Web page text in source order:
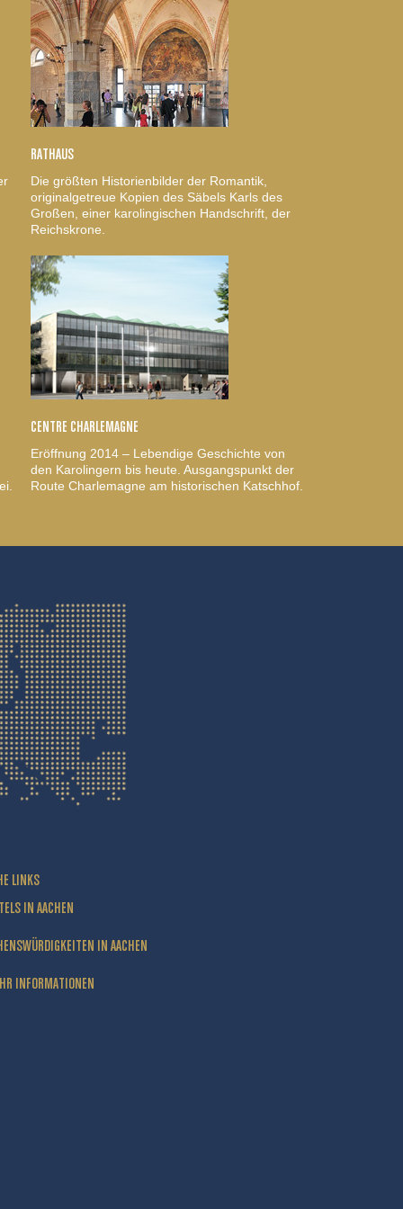
RATHAUS
Die größten Historienbilder der Romantik,
originalgetreue Kopien des Säbels Karls des
Großen, einer karolingischen Handschrift, der
Reichskrone.
CENTRE CHARLEMAGNE
Eröffnung 2014 – Lebendige Geschichte von
den Karolingern bis heute. Ausgangspunkt der
Route Charlemagne am historischen Katschhof.
LINKS
IN AACHEN
IN AACHEN
INFORMATIONEN